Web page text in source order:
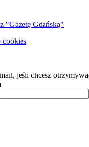
"Gazetę Gdańską"
cookies
jeśli chcesz